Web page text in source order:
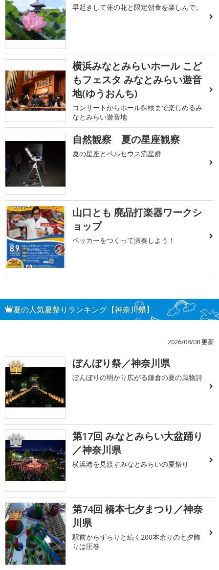
早起きして蓮の花と限定朝食を楽しんで。
横浜みなとみらいホール こど
もフェスタ みなとみらい遊音
地(ゆうおんち)
コンサートからホール探検まで楽しめるみ
なとみらい遊音地
自然観察 夏の星座観察
夏の星座とペルセウス流星群
山口とも 廃品打楽器ワークシ
ョップ
ペッカーをつくって演奏しよう！
夏の人気夏祭りランキング【神奈川県】
2026/08/08 更新
1 ぼんぼり祭／神奈川県
ぼんぼりの明かり広がる鎌倉の夏の風物詩
2
第17回 みなとみらい大盆踊り
／神奈川県
横浜港を見渡すみなとみらいの夏祭り
3
第74回 橋本七夕まつり／神奈
川県
駅前からずらりと続く200本余りの七夕飾
りは圧巻